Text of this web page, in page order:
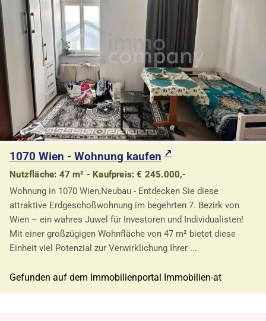
1070 Wien - Wohnung kaufen
Nutzfläche: 47 m² - Kaufpreis: € 245.000,-
Wohnung in 1070 Wien,Neubau - Entdecken Sie diese
attraktive Erdgeschoßwohnung im begehrten 7. Bezirk von
Wien – ein wahres Juwel für Investoren und Individualisten!
Mit einer großzügigen Wohnfläche von 47 m² bietet diese
Einheit viel Potenzial zur Verwirklichung Ihrer ...
Gefunden auf dem Immobilienportal Immobilien-at